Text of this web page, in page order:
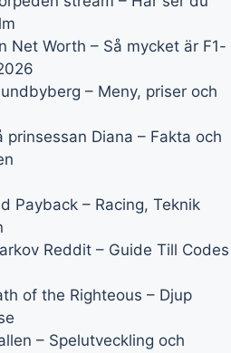
Net Worth – Så mycket är F1-
– Meny, priser och
prinsessan Diana – Fakta och
Payback – Racing, Teknik
Reddit – Guide Till Codes
of the Righteous – Djup
– Spelutveckling och